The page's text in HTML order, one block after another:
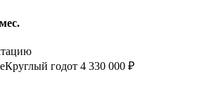
Круглый годот 4 330 000 ₽